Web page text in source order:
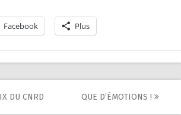
Facebook Plus
DU CNRD QUE D’ÉMOTIONS !